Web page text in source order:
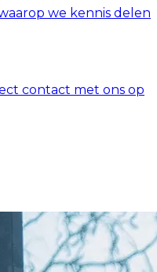
we kennis delen
contact met ons op